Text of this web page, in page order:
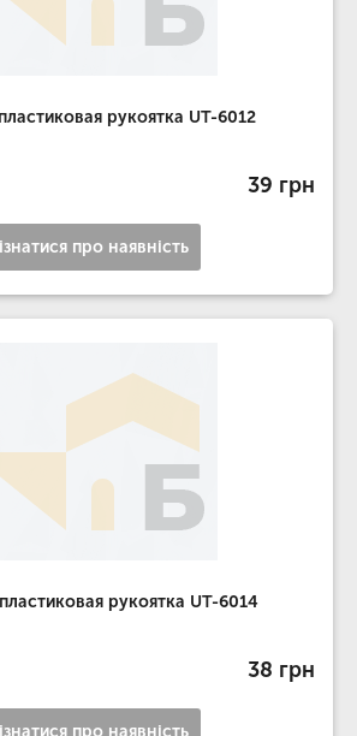
рукоятка UT-6012
39 грн
про наявність
рукоятка UT-6014
38 грн
про наявність